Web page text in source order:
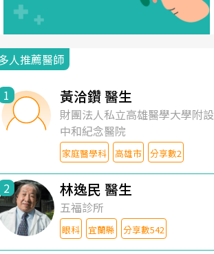
人推薦醫師
1 黃洽鑽 醫生
財團法人私立高雄醫學大學附設
中和紀念醫院
家庭醫學科 高雄市 分享數2
2 林逸民 醫生
五福診所
眼科 宜蘭縣 分享數542